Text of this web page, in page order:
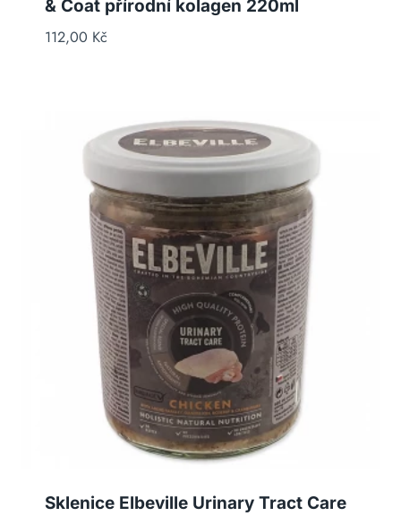
& Coat přírodní kolagen 220ml
112,00 Kč
Sklenice Elbeville Urinary Tract Care